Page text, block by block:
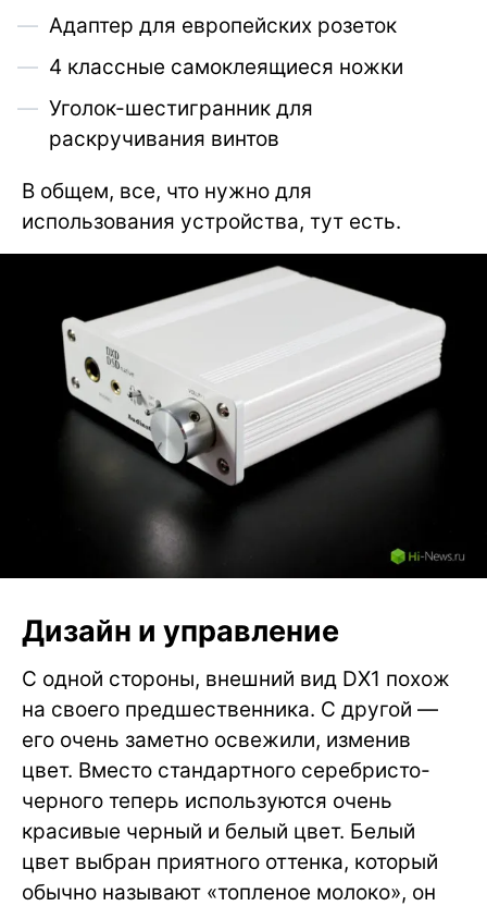
Адаптер для европейских розеток
4 классные самоклеящиеся ножки
Уголок-шестигранник для
раскручивания винтов
В общем, все, что нужно для
использования устройства, тут есть.
Дизайн и управление
С одной стороны, внешний вид DX1 похож
на своего предшественника. С другой —
его очень заметно освежили, изменив
цвет. Вместо стандартного серебристо-
черного теперь используются очень
красивые черный и белый цвет. Белый
цвет выбран приятного оттенка, который
обычно называют «топленое молоко», он